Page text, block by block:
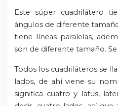
Este súper cuadrilátero
ángulos de diferente
tiene líneas paralelas,
son de diferente tamaño.
Todos los cuadriláteros se
lados, de ahí viene su
significa cuatro y latus,